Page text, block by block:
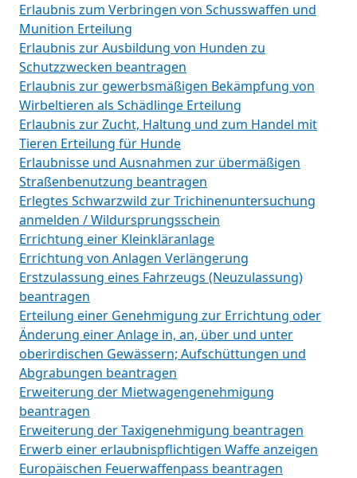
Erlaubnis zum Verbringen von Schusswaffen und
Munition Erteilung
Erlaubnis zur Ausbildung von Hunden zu
Schutzzwecken beantragen
Erlaubnis zur gewerbsmäßigen Bekämpfung von
Wirbeltieren als Schädlinge Erteilung
Erlaubnis zur Zucht, Haltung und zum Handel mit
Tieren Erteilung für Hunde
Erlaubnisse und Ausnahmen zur übermäßigen
Straßenbenutzung beantragen
Erlegtes Schwarzwild zur Trichinenuntersuchung
anmelden / Wildursprungsschein
Errichtung einer Kleinkläranlage
Errichtung von Anlagen Verlängerung
Erstzulassung eines Fahrzeugs (Neuzulassung)
beantragen
Erteilung einer Genehmigung zur Errichtung oder
Änderung einer Anlage in, an, über und unter
oberirdischen Gewässern; Aufschüttungen und
Abgrabungen beantragen
Erweiterung der Mietwagengenehmigung
beantragen
Erweiterung der Taxigenehmigung beantragen
Erwerb einer erlaubnispflichtigen Waffe anzeigen
Europäischen Feuerwaffenpass beantragen